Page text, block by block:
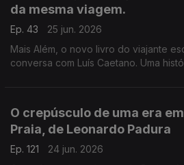
da mesma viagem.
Ep. 43
25 jun. 2026
Mais Além, o novo livro do viajante
conversa com Luís Caetano. Uma
O crepúsculo de uma era
Praia, de Leonardo Padura
Ep. 121
24 jun. 2026